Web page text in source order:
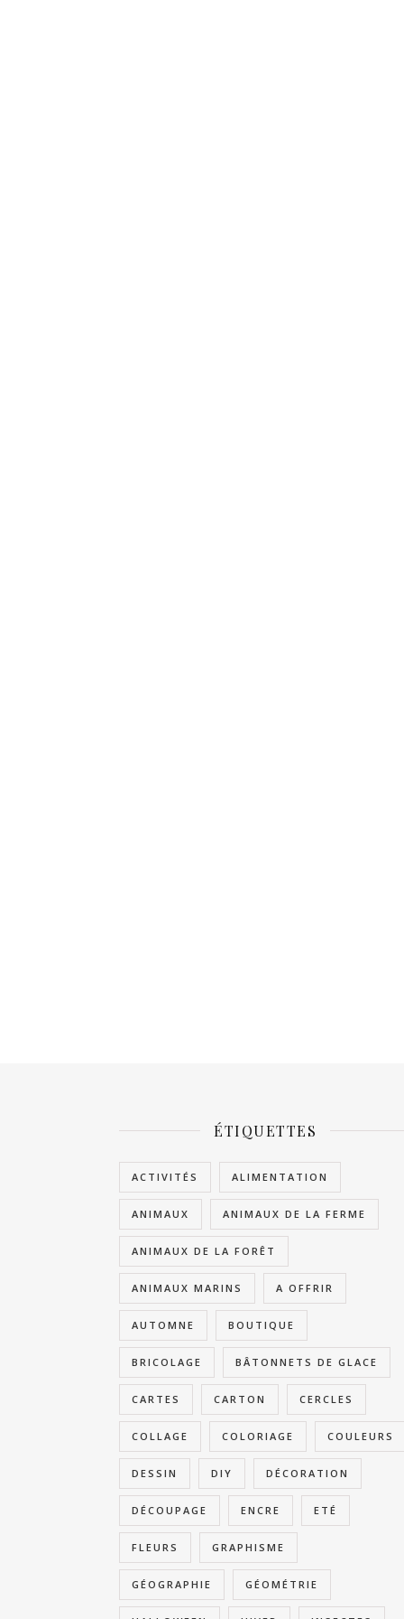
ÉTIQUETTES
ACTIVITÉS ALIMENTATION
ANIMAUX ANIMAUX DE LA FERME
ANIMAUX DE LA FORÊT
ANIMAUX MARINS A OFFRIR
AUTOMNE BOUTIQUE
BRICOLAGE BÂTONNETS DE GLACE
CARTES CARTON CERCLES
COLLAGE COLORIAGE COULEURS
DESSIN DIY DÉCORATION
DÉCOUPAGE ENCRE ETÉ
FLEURS GRAPHISME
GÉOGRAPHIE GÉOMÉTRIE